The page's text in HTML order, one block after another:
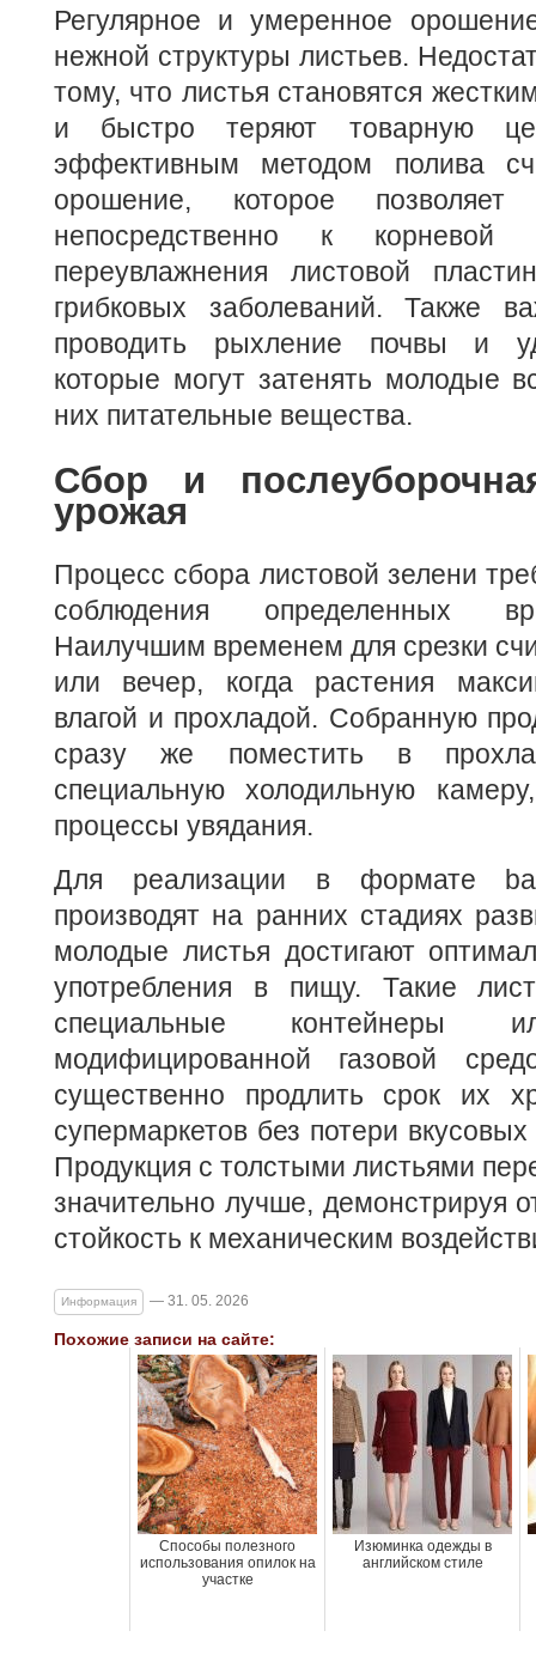
Регулярное и умеренное
нежной структуры листьев.
тому, что листья становятся
и быстро теряют товарную
эффективным методом полива
орошение, которое позволяет
непосредственно к корневой
переувлажнения листовой
грибковых заболеваний. Также
проводить рыхление почвы и
которые могут затенять молодые
них питательные вещества.
Сбор и
урожая
Процесс сбора листовой зелени
соблюдения определенных
Наилучшим временем для срезки
или вечер, когда растения
влагой и прохладой. Собранную
сразу же поместить в
специальную холодильную
процессы увядания.
Для реализации в формате
производят на ранних стадиях
молодые листья достигают
употребления в пищу. Такие
специальные
модифицированной газовой
существенно продлить срок их
супермаркетов без потери
Продукция с толстыми листьями
значительно лучше, демонстрируя
стойкость к механическим
Информация — 31. 05. 2026
Похожие записи на сайте:
Способы полезного
использования опилок на
участке
Изюминка одежды в
английском стиле